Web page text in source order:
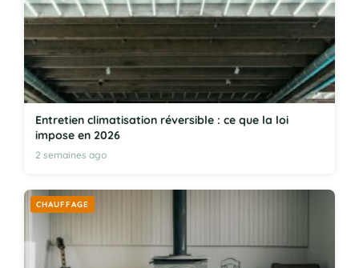
Entretien climatisation réversible : ce que la loi
impose en 2026
2 semaines ago
CHAUFFAGE